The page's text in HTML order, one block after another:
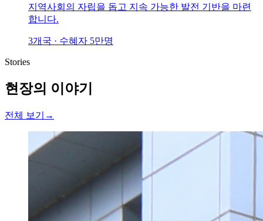
지역사회의 자립을 돕고 지속 가능한 발전 기반을 마련
합니다.
3개국 · 수혜자 5만명
Stories
현장의 이야기
전체 보기 →